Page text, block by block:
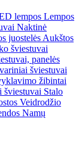
lempos Lempos
Naktinė
juostelės Aukštos
šviestuvai
panelės
šviestuvai
žibintai
šviestuvai Stalo
Veidrodžio
Namų